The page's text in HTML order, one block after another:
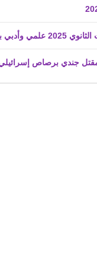
وزير التعليم
جندي برصاص